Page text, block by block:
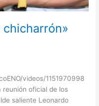
videos/1151970998
oficial de los
saliente Leonardo